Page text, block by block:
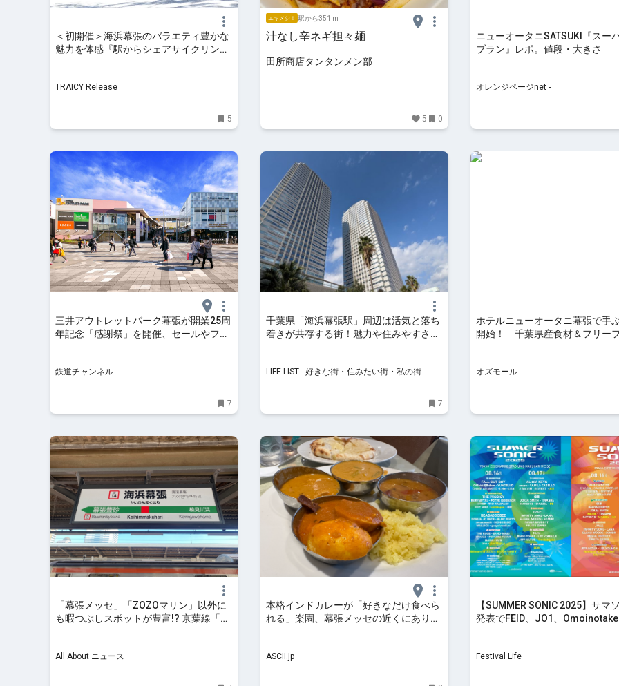
＜初開催＞海浜幕張のバラエティ豊かな
魅力を体感『駅からシェアサイクリング
TRAICY Release
5
エキメシ！ 駅から351 m
汁なし辛ネギ担々麺
田所商店タンタンメン部
5 0
ニューオータニSATSUKI『スー
ブラン』レポ。値段・大きさ
オレンジページnet -
三井アウトレットパーク幕張が開業25周
年記念「感謝祭」を開催、セールやフー
鉄道チャンネル
7
千葉県「海浜幕張駅」周辺は活気と落ち
着きが共存する街！魅力や住みやすさを
LIFE LIST - 好きな街・住みたい街・私の街
7
ホテルニューオータニ幕張で手
開始！ 千葉県産食材＆フリー
オズモール
「幕張メッセ」「ZOZOマリン」以外に
も暇つぶしスポットが豊富!? 京葉線「海
All About ニュース
本格インドカレーが「好きなだけ食べら
れる」楽園、幕張メッセの近くにあり。
ASCII.jp
【SUMMER SONIC 2025】サマ
発表でFEID、JO1、
Festival Life